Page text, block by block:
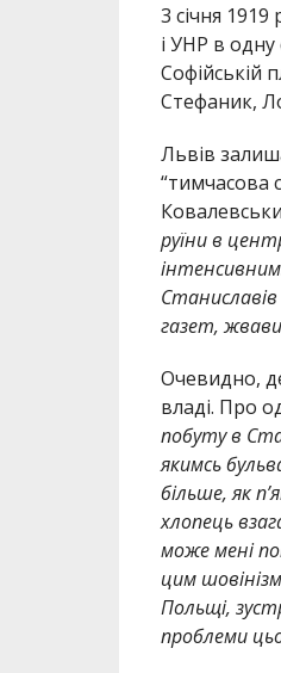
3 січня
і УНР в одну
Софійській
Стефаник,
Львів
“тимчасова
руїни в
газет,
Очевидно,
владі. Про
побуту в
якимсь
більше, як
хлопець
може мені
цим
Польщі,
проблеми